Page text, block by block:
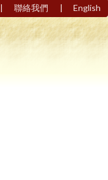
| 聯絡我們 | English